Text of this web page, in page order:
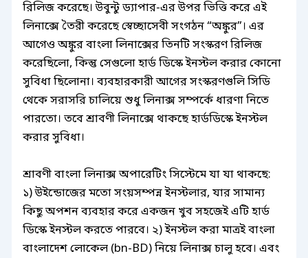
রিলিজ করেছে। উবুন্টু ড্যাপার-এর উপর ভিত্তি করে এই
লিনাক্সে তৈরী করেছে স্বেচ্ছাসেবী সংগঠন “অঙ্কুর”। এর
আগেও অঙ্কুর বাংলা লিনাক্সের তিনটি সংস্করণ রিলিজ
করেছিলো, কিন্তু সেগুলো হার্ড ডিস্কে ইনস্টল করার কোনো
সুবিধা ছিলোনা। ব্যবহারকারী আগের সংস্করণগুলি সিডি
থেকে সরাসরি চালিয়ে শুধু লিনাক্স সম্পর্কে ধারণা নিতে
পারতো। তবে শ্রাবণী লিনাক্সে থাকছে হার্ডডিস্কে ইনস্টল
করার সুবিধা।
শ্রাবণী বাংলা লিনাক্স অপারেটিং সিস্টেমে যা যা থাকছে:
১) উইন্ডোজের মতো সংয়সম্পন্ন ইনস্টলার, যার সামান্য
কিছু অপশন ব্যবহার করে একজন খুব সহজেই এটি হার্ড
ডিস্কে ইনস্টল করতে পারবে। ২) ইনস্টল করা মাত্রই বাংলা
বাংলাদেশ লোকেল (bn-BD) নিয়ে লিনাক্স চালু হবে। এবং